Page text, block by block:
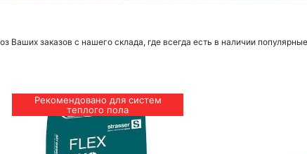
заказов с нашего склада, где всегда есть в наличии
Рекомендовано для систем
теплого пола